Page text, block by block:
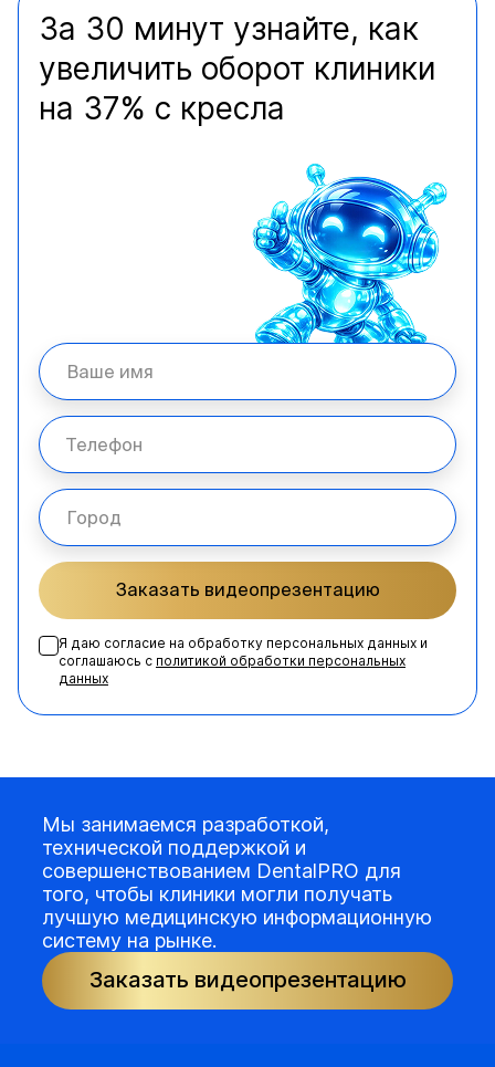
За 30 минут узнайте, как
увеличить оборот клиники
на 37% с кресла
Заказать видеопрезентацию
Я даю согласие на обработку персональных данных и
соглашаюсь с политикой обработки персональных
данных
Мы занимаемся разработкой,
технической поддержкой и
совершенствованием DentalPRO для
того, чтобы клиники могли получать
лучшую медицинскую информационную
систему на рынке.
Заказать видеопрезентацию